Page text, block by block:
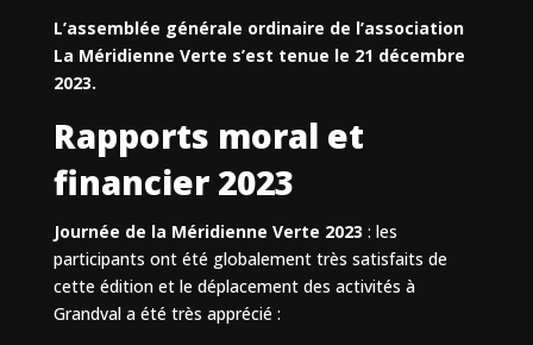
L’assemblée générale ordinaire de l’association
La Méridienne Verte s’est tenue le 21 décembre
2023.
Rapports moral et
financier 2023
Journée de la Méridienne Verte 2023 : les
participants ont été globalement très satisfaits de
cette édition et le déplacement des activités à
Grandval a été très apprécié :